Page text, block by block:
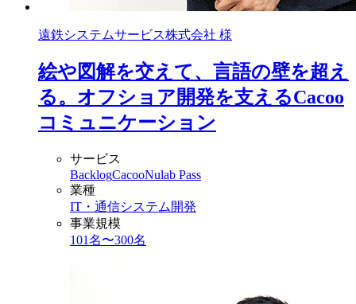
遠鉄システムサービス株式会社 様
絵や図解を交えて、言語の壁を超え
る。オフショア開発を支えるCacoo
コミュニケーション
サービス
BacklogCacooNulab Pass
業種
IT・通信システム開発
事業規模
101名〜300名